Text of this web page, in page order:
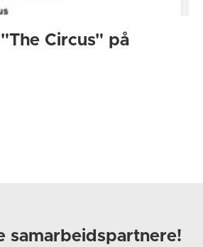
Circus" på
samarbeidspartnere!